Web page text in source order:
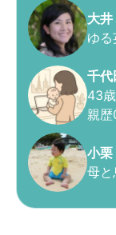
大井
ゆる
千代
43
親歴
小栗
母と